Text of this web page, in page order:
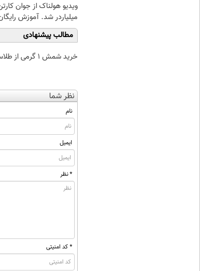
ویدیو هولناک از جوان
میلیاردر شد. آموزش
مطالب پیشنهادی
خرید شمش 1 گرمی از طلاسی
نظر شما
نام
ایمیل
* نظر
* کد امنیتی